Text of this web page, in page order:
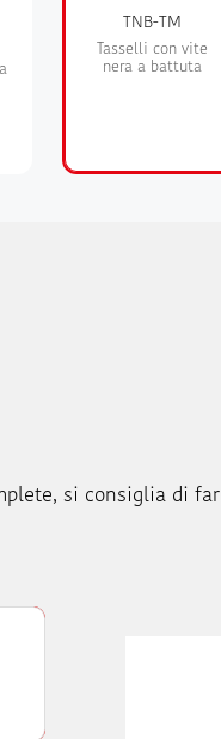
TNB-TM
Tasselli con vite
nera a battuta
si consiglia di far